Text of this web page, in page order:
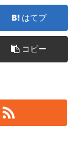
はてブ
コピー